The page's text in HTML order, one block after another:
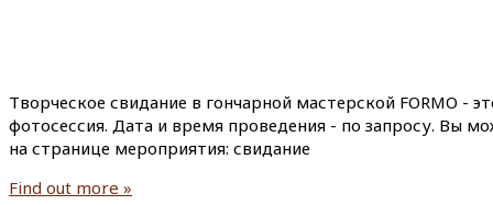
Творческое свидание в гончарной мастерской FORMO -
фотосессия. Дата и время проведения - по запросу. Вы
на странице мероприятия: свидание
Find out more »